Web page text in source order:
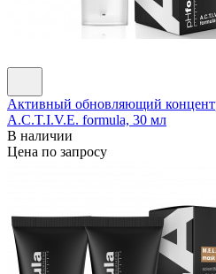
Активный обновляющий
A.C.T.I.V.E. formula, 30 мл
В наличии
Цена по запросу